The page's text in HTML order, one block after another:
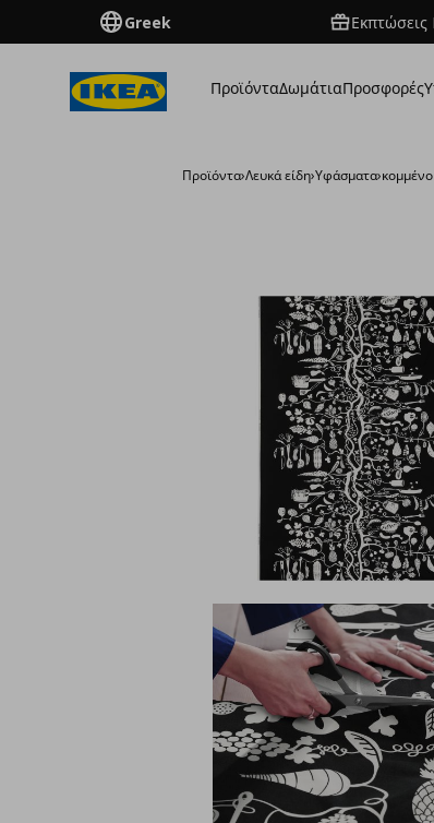
Greek Εκπτώσεις
ΠροϊόνταΔωμάτιαΠροσφορές
Προϊόντα›Λευκά είδη›Υφάσματα›